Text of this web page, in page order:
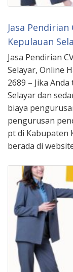
Jasa
Kepulauan
Jasa Pendirian
Selayar, Online
2689 – Jika
Selayar dan
biaya
pengurusan
pt di Kabupaten
berada di